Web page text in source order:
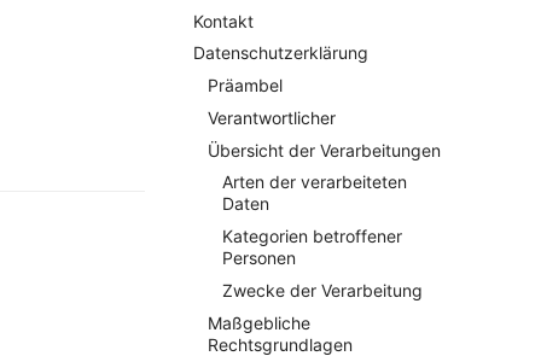
Kontakt
Datenschutzerklärung
Präambel
Verantwortlicher
Übersicht der Verarbeitungen
Arten der verarbeiteten
Daten
Kategorien betroffener
Personen
Zwecke der Verarbeitung
Maßgebliche
Rechtsgrundlagen